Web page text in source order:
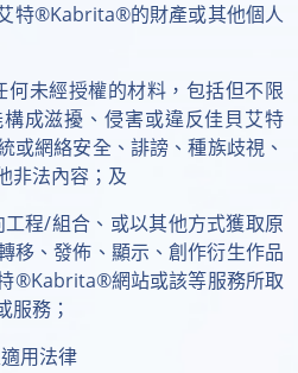
特®Kabrita®的財產或其他個人
未經授權的材料，包括但不限
成滋擾、侵害或違反佳貝艾特
網絡安全、誹謗、種族歧視、
非法內容；及
程/組合、或以其他方式獲取原
移、發佈、顯示、創作衍生作品
®Kabrita®網站或該等服務所取
服務；
用法律